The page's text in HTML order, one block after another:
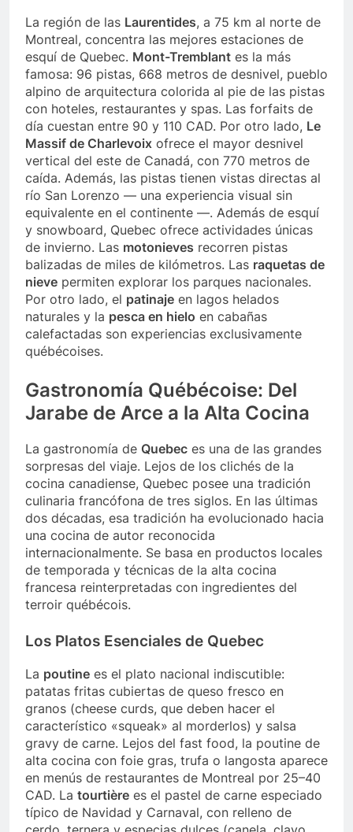
La región de las Laurentides, a 75 km al norte de
Montreal, concentra las mejores estaciones de
esquí de Quebec. Mont-Tremblant es la más
famosa: 96 pistas, 668 metros de desnivel, pueblo
alpino de arquitectura colorida al pie de las pistas
con hoteles, restaurantes y spas. Las forfaits de
día cuestan entre 90 y 110 CAD. Por otro lado, Le
Massif de Charlevoix ofrece el mayor desnivel
vertical del este de Canadá, con 770 metros de
caída. Además, las pistas tienen vistas directas al
río San Lorenzo — una experiencia visual sin
equivalente en el continente —. Además de esquí
y snowboard, Quebec ofrece actividades únicas
de invierno. Las motonieves recorren pistas
balizadas de miles de kilómetros. Las raquetas de
nieve permiten explorar los parques nacionales.
Por otro lado, el patinaje en lagos helados
naturales y la pesca en hielo en cabañas
calefactadas son experiencias exclusivamente
québécoises.
Gastronomía Québécoise: Del
Jarabe de Arce a la Alta Cocina
La gastronomía de Quebec es una de las grandes
sorpresas del viaje. Lejos de los clichés de la
cocina canadiense, Quebec posee una tradición
culinaria francófona de tres siglos. En las últimas
dos décadas, esa tradición ha evolucionado hacia
una cocina de autor reconocida
internacionalmente. Se basa en productos locales
de temporada y técnicas de la alta cocina
francesa reinterpretadas con ingredientes del
terroir québécois.
Los Platos Esenciales de Quebec
La poutine es el plato nacional indiscutible:
patatas fritas cubiertas de queso fresco en
granos (cheese curds, que deben hacer el
característico «squeak» al morderlos) y salsa
gravy de carne. Lejos del fast food, la poutine de
alta cocina con foie gras, trufa o langosta aparece
en menús de restaurantes de Montreal por 25–40
CAD. La tourtière es el pastel de carne especiado
típico de Navidad y Carnaval, con relleno de